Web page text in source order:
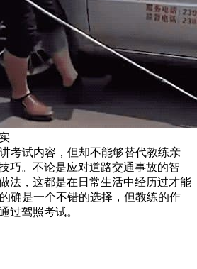
考试内容，但却不能够替代教练亲
巧。不论是应对道路交通事故的智
法，这都是在日常生活中经历过才能
确是一个不错的选择，但教练的作
过驾照考试。